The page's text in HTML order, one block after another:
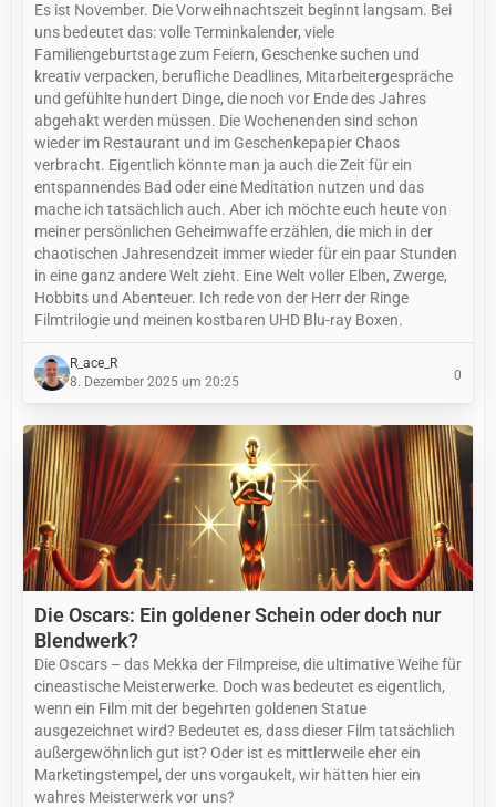
Es ist November. Die Vorweihnachtszeit beginnt langsam. Bei
uns bedeutet das: volle Terminkalender, viele
Familiengeburtstage zum Feiern, Geschenke suchen und
kreativ verpacken, berufliche Deadlines, Mitarbeitergespräche
und gefühlte hundert Dinge, die noch vor Ende des Jahres
abgehakt werden müssen. Die Wochenenden sind schon
wieder im Restaurant und im Geschenkepapier Chaos
verbracht. Eigentlich könnte man ja auch die Zeit für ein
entspannendes Bad oder eine Meditation nutzen und das
mache ich tatsächlich auch. Aber ich möchte euch heute von
meiner persönlichen Geheimwaffe erzählen, die mich in der
chaotischen Jahresendzeit immer wieder für ein paar Stunden
in eine ganz andere Welt zieht. Eine Welt voller Elben, Zwerge,
Hobbits und Abenteuer. Ich rede von der Herr der Ringe
Filmtrilogie und meinen kostbaren UHD Blu-ray Boxen.
R_ace_R
8. Dezember 2025 um 20:25
0
Die Oscars: Ein goldener Schein oder doch nur
Blendwerk?
Die Oscars – das Mekka der Filmpreise, die ultimative Weihe für
cineastische Meisterwerke. Doch was bedeutet es eigentlich,
wenn ein Film mit der begehrten goldenen Statue
ausgezeichnet wird? Bedeutet es, dass dieser Film tatsächlich
außergewöhnlich gut ist? Oder ist es mittlerweile eher ein
Marketingstempel, der uns vorgaukelt, wir hätten hier ein
wahres Meisterwerk vor uns?